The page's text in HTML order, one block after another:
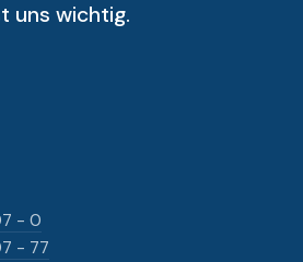
uns wichtig.
- 0
- 77